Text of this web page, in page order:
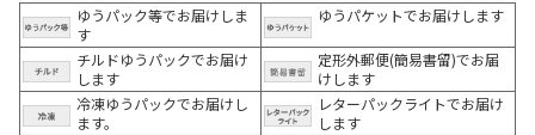
ゆうパック等でお届けしま
す
ゆうパケットでお届けします
チルドゆうパックでお届け
します
定形外郵便(簡易書留)でお届
けします
冷凍ゆうパックでお届けし
ます。
レターパックライトでお届け
します